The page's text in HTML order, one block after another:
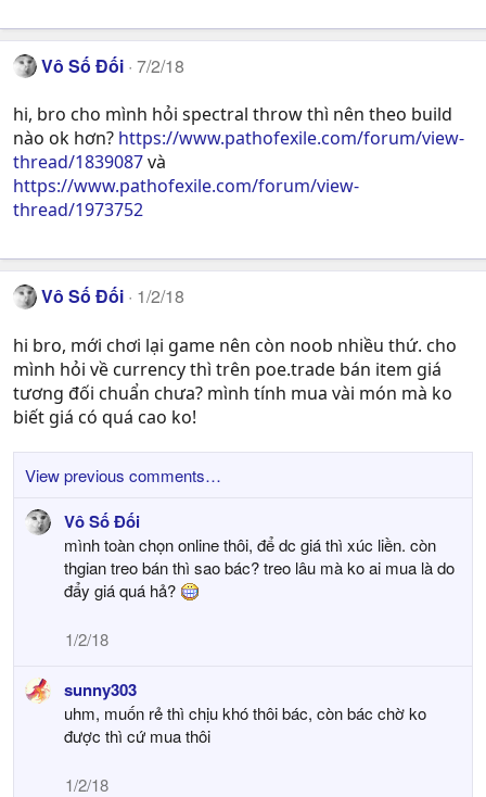
Vô Số Đối 7/2/18
hi, bro cho mình hỏi spectral throw thì nên theo build
nào ok hơn? https://www.pathofexile.com/forum/view-
thread/1839087và
https://www.pathofexile.com/forum/view-
thread/1973752
Vô Số Đối 1/2/18
hi bro, mới chơi lại game nên còn noob nhiều thứ. cho
mình hỏi về currency thì trên poe.trade bán item giá
tương đối chuẩn chưa? mình tính mua vài món mà ko
biết giá có quá cao ko!
View previous comments…
Vô Số Đối
mình toàn chọn online thôi, để dc giá thì xúc liền. còn
thgian treo bán thì sao bác? treo lâu mà ko ai mua là do
đẩy giá quá hả?
1/2/18
sunny303
uhm, muốn rẻ thì chịu khó thôi bác, còn bác chờ ko
được thì cứ mua thôi
1/2/18